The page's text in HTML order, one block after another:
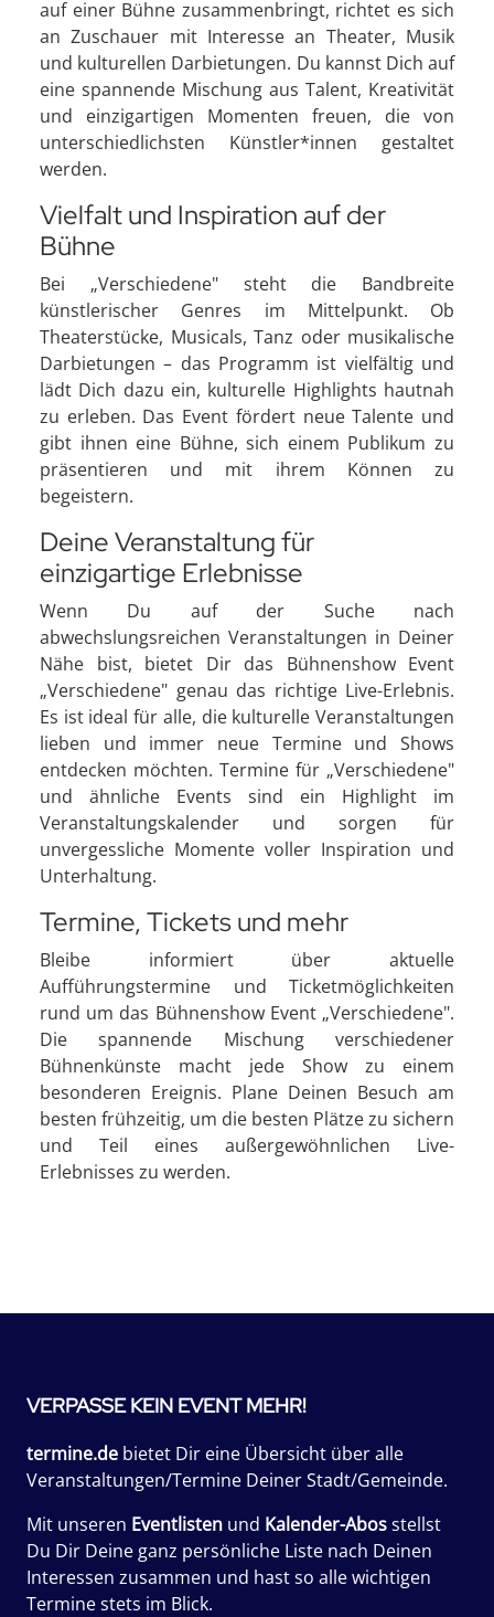
auf einer Bühne zusammenbringt, richtet es sich
an Zuschauer mit Interesse an Theater, Musik
und kulturellen Darbietungen. Du kannst Dich auf
eine spannende Mischung aus Talent, Kreativität
und einzigartigen Momenten freuen, die von
unterschiedlichsten Künstler*innen gestaltet
werden.
Vielfalt und Inspiration auf der
Bühne
Bei „Verschiedene" steht die Bandbreite
künstlerischer Genres im Mittelpunkt. Ob
Theaterstücke, Musicals, Tanz oder musikalische
Darbietungen – das Programm ist vielfältig und
lädt Dich dazu ein, kulturelle Highlights hautnah
zu erleben. Das Event fördert neue Talente und
gibt ihnen eine Bühne, sich einem Publikum zu
präsentieren und mit ihrem Können zu
begeistern.
Deine Veranstaltung für
einzigartige Erlebnisse
Wenn Du auf der Suche nach
abwechslungsreichen Veranstaltungen in Deiner
Nähe bist, bietet Dir das Bühnenshow Event
„Verschiedene" genau das richtige Live-Erlebnis.
Es ist ideal für alle, die kulturelle Veranstaltungen
lieben und immer neue Termine und Shows
entdecken möchten. Termine für „Verschiedene"
und ähnliche Events sind ein Highlight im
Veranstaltungskalender und sorgen für
unvergessliche Momente voller Inspiration und
Unterhaltung.
Termine, Tickets und mehr
Bleibe informiert über aktuelle
Aufführungstermine und Ticketmöglichkeiten
rund um das Bühnenshow Event „Verschiedene".
Die spannende Mischung verschiedener
Bühnenkünste macht jede Show zu einem
besonderen Ereignis. Plane Deinen Besuch am
besten frühzeitig, um die besten Plätze zu sichern
und Teil eines außergewöhnlichen Live-
Erlebnisses zu werden.
VERPASSE KEIN EVENT MEHR!
termine.de bietet Dir eine Übersicht über alle
Veranstaltungen/Termine Deiner Stadt/Gemeinde.
Mit unseren Eventlisten und Kalender-Abosstellst
Du Dir Deine ganz persönliche Liste nach Deinen
Interessen zusammen und hast so alle wichtigen
Termine stets im Blick.